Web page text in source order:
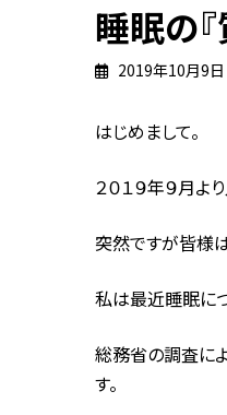
睡眠の『
2019年10月9日
はじめまして。
２０１９年９月
突然ですが皆様
私は最近睡眠に
総務省の調査に
す。